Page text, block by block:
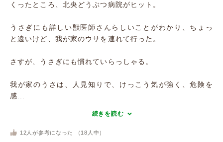
くったところ、北央どうぶつ病院がヒット。
うさぎにも詳しい獣医師さんらしいことがわかり、ちょっ
と遠いけど、我が家のウサを連れて行った。
さすが、うさぎにも慣れていらっしゃる。
我が家のうさは、人見知りで、けっこう気が強く、危険を
感...
続きを読む
12 人が参考になった （ 18 人中）